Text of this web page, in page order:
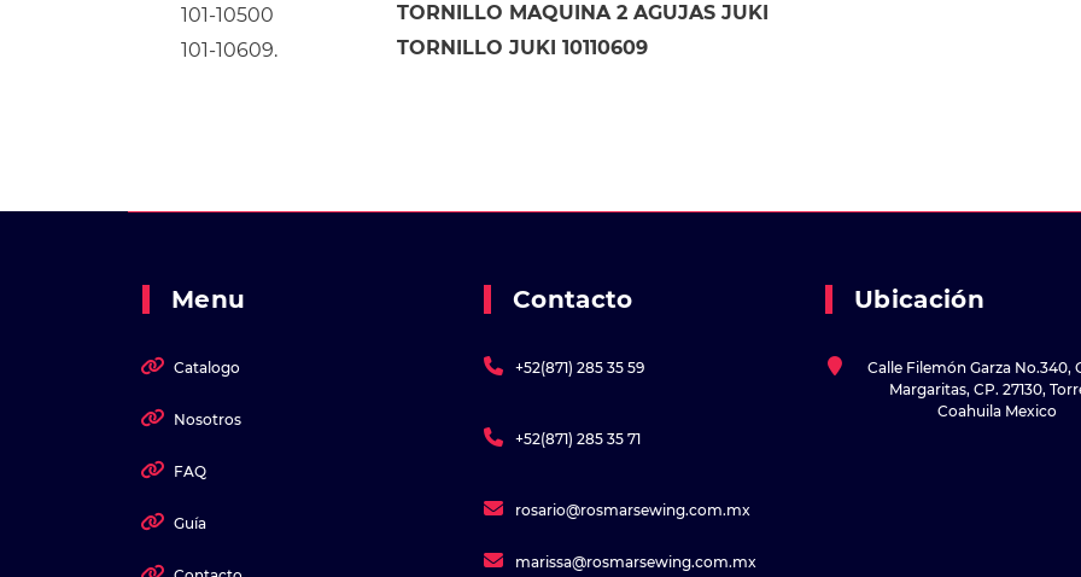
101-10500
TORNILLO MAQUINA 2 AGUJAS JUKI
101-10609.
TORNILLO JUKI 10110609
Menu
Catalogo
Nosotros
FAQ
Guía
Contacto
+52(871) 285 35 59
+52(871) 285 35 71
rosario@rosmarsewing.com.mx
marissa@rosmarsewing.com.mx
Ubicación
Calle Filemón Garza No.340,
Margaritas, CP. 27130,
Coahuila Mexico